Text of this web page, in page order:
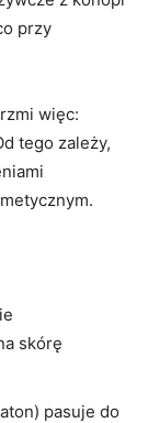
przy
więc:
tego zależy,
skórę
pasuje do